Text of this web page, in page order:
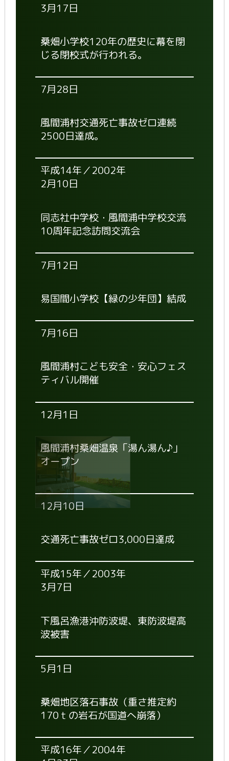
3月17日
桑畑小学校120年の歴史に幕を閉
じる閉校式が行われる。
7月28日
風間浦村交通死亡事故ゼロ連続
2500日達成。
平成14年／2002年
2月10日
同志社中学校・風間浦中学校交流
10周年記念訪問交流会
7月12日
易国間小学校【緑の少年団】結成
7月16日
風間浦村こども安全・安心フェス
ティバル開催
12月1日
風間浦村桑畑温泉「湯ん湯ん♪」
オープン
12月10日
交通死亡事故ゼロ3,000日達成
平成15年／2003年
3月7日
下風呂漁港沖防波堤、東防波堤高
波被害
5月1日
桑畑地区落石事故（重さ推定約
170ｔの岩石が国道へ崩落）
平成16年／2004年